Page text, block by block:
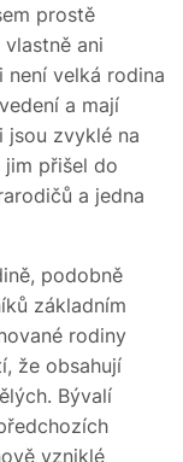
prostě
ani
velká rodina
a mají
jsou zvyklé na
přišel do
a jedna
podobně
základním
rodiny
že obsahují
Bývalí
vzniklé